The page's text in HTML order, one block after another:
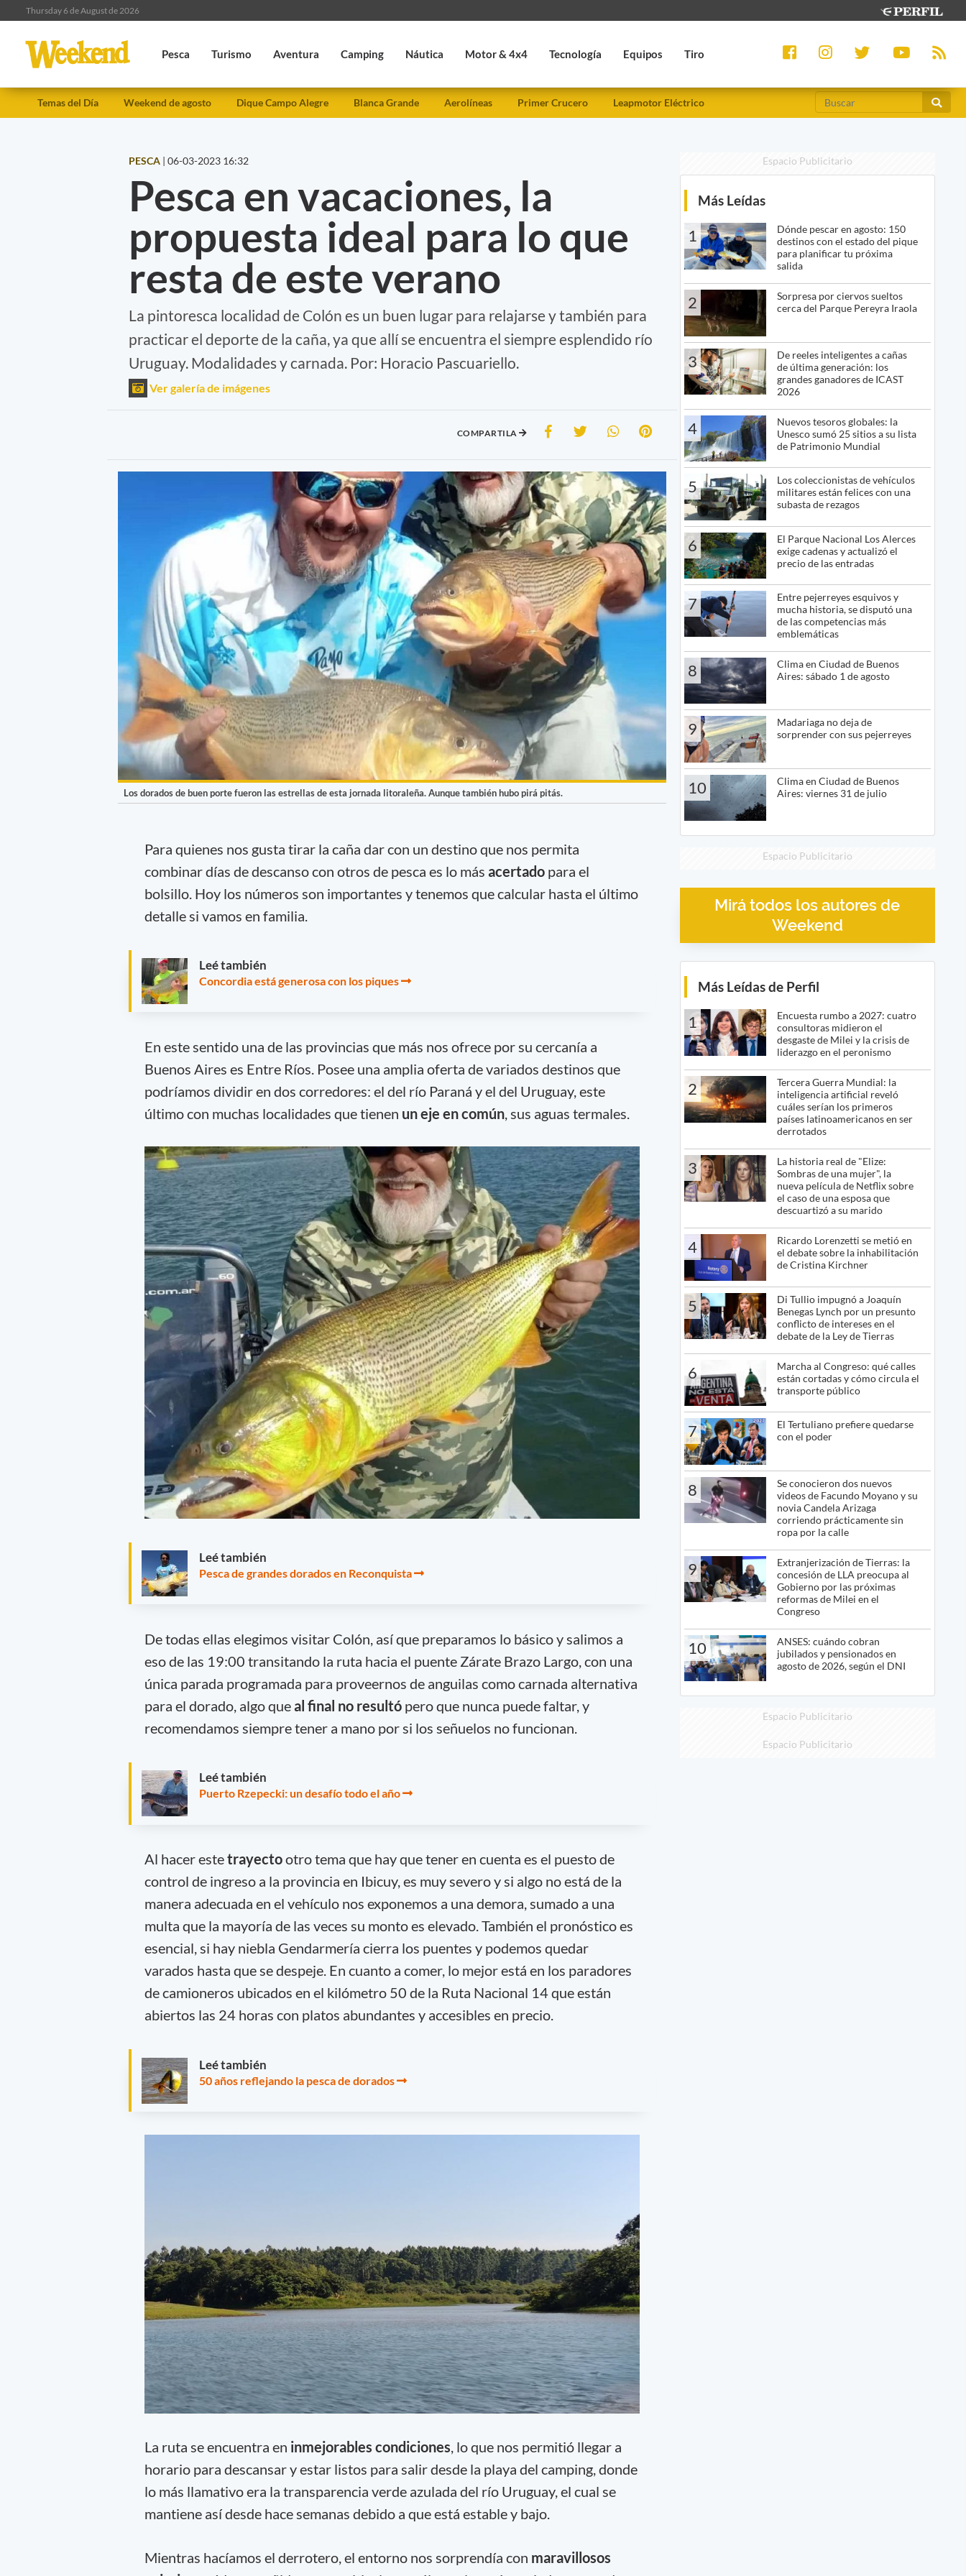
Thursday 6 de August de 2026
Pesca Turismo Aventura Camping Náutica Motor & 4x4 Tecnología Equipos Tiro
Temas del Día Weekend de agosto Dique Campo Alegre Blanca Grande Aerolíneas Primer Crucero Leapmotor Eléctrico
PESCA | 06-03-2023 16:32
Pesca en vacaciones, la
propuesta ideal para lo que
resta de este verano
La pintoresca localidad de Colón es un buen lugar para relajarse y también para
practicar el deporte de la caña, ya que allí se encuentra el siempre esplendido río
Uruguay. Modalidades y carnada. Por: Horacio Pascuariello.
Ver galería de imágenes
COMPARTILA
Los dorados de buen porte fueron las estrellas de esta jornada litoraleña. Aunque también hubo pirá pitás.
Para quienes nos gusta tirar la caña dar con un destino que nos permita
combinar días de descanso con otros de pesca es lo más acertadopara el
bolsillo. Hoy los números son importantes y tenemos que calcular hasta el último
detalle si vamos en familia.
Leé también
Concordia está generosa con los piques
En este sentido una de las provincias que más nos ofrece por su cercanía a
Buenos Aires es Entre Ríos. Posee una amplia oferta de variados destinos que
podríamos dividir en dos corredores: el del río Paraná y el del Uruguay, este
último con muchas localidades que tienen un eje en común, sus aguas termales.
Leé también
Pesca de grandes dorados en Reconquista
De todas ellas elegimos visitar Colón, así que preparamos lo básico y salimos a
eso de las 19:00 transitando la ruta hacia el puente Zárate Brazo Largo, con una
única parada programada para proveernos de anguilas como carnada alternativa
para el dorado, algo queal final no resultópero que nunca puede faltar, y
recomendamos siempre tener a mano por si los señuelos no funcionan.
Leé también
Puerto Rzepecki: un desafío todo el año
Al hacer estetrayectootro tema que hay que tener en cuenta es el puesto de
control de ingreso a la provincia en Ibicuy, es muy severo y si algo no está de la
manera adecuada en el vehículo nos exponemos a una demora, sumado a una
multa que la mayoría de las veces su monto es elevado. También el pronóstico es
esencial, si hay niebla Gendarmería cierra los puentes y podemos quedar
varados hasta que se despeje. En cuanto a comer, lo mejor está en los paradores
de camioneros ubicados en el kilómetro 50 de la Ruta Nacional 14 que están
abiertos las 24 horas con platos abundantes y accesibles en precio.
Leé también
50 años reflejando la pesca de dorados
La ruta se encuentra en inmejorables condiciones , lo que nos permitió llegar a
horario para descansar y estar listos para salir desde la playa del camping, donde
lo más llamativo era la transparencia verde azulada del río Uruguay, el cual se
mantiene así desde hace semanas debido a que está estable y bajo.
Mientras hacíamos el derrotero, el entorno nos sorprendía con maravillosos
Espacio Publicitario
Más Leídas
1
Dónde pescar en agosto: 150
destinos con el estado del pique
para planificar tu próxima
salida
2
Sorpresa por ciervos sueltos
cerca del Parque Pereyra Iraola
3
De reeles inteligentes a cañas
de última generación: los
grandes ganadores de ICAST
2026
4
Nuevos tesoros globales: la
Unesco sumó 25 sitios a su lista
de Patrimonio Mundial
5
Los coleccionistas de vehículos
militares están felices con una
subasta de rezagos
6
El Parque Nacional Los Alerces
exige cadenas y actualizó el
precio de las entradas
7
Entre pejerreyes esquivos y
mucha historia, se disputó una
de las competencias más
emblemáticas
8
Clima en Ciudad de Buenos
Aires: sábado 1 de agosto
9
Madariaga no deja de
sorprender con sus pejerreyes
10
Clima en Ciudad de Buenos
Aires: viernes 31 de julio
Espacio Publicitario
Mirá todos los autores de
Weekend
Más Leídas de Perfil
1
Encuesta rumbo a 2027: cuatro
consultoras midieron el
desgaste de Milei y la crisis de
liderazgo en el peronismo
2
Tercera Guerra Mundial: la
inteligencia artificial reveló
cuáles serían los primeros
países latinoamericanos en ser
derrotados
3
La historia real de "Elize:
Sombras de una mujer", la
nueva película de Netflix sobre
el caso de una esposa que
descuartizó a su marido
4
Ricardo Lorenzetti se metió en
el debate sobre la inhabilitación
de Cristina Kirchner
5
Di Tullio impugnó a Joaquín
Benegas Lynch por un presunto
conflicto de intereses en el
debate de la Ley de Tierras
6
Marcha al Congreso: qué calles
están cortadas y cómo circula el
transporte público
7
El Tertuliano prefiere quedarse
con el poder
8
Se conocieron dos nuevos
videos de Facundo Moyano y su
novia Candela Arizaga
corriendo prácticamente sin
ropa por la calle
9
Extranjerización de Tierras: la
concesión de LLA preocupa al
Gobierno por las próximas
reformas de Milei en el
Congreso
10
ANSES: cuándo cobran
jubilados y pensionados en
agosto de 2026, según el DNI
Espacio Publicitario
Espacio Publicitario